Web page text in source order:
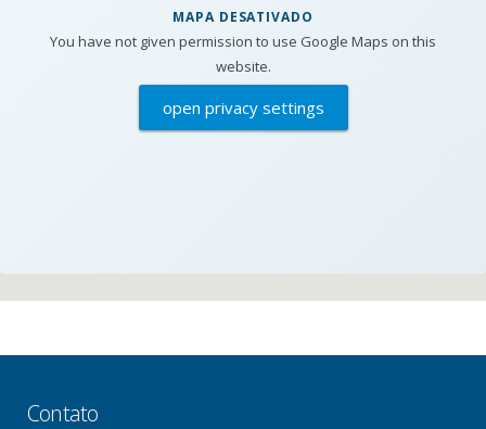
MAPA DESATIVADO
You have not given permission to use Google Maps on this
website.
open privacy settings
Contato